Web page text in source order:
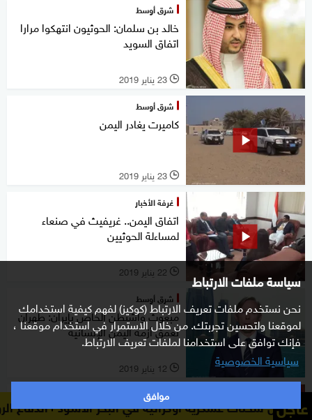
سياسة ملفات الارتباط
نحن نستخدم ملفات تعريف الارتباط (كوكيز) لفهم كيفية استخدامك
لموقعنا ولتحسين تجربتك. من خلال الاستمرار في استخدام موقعنا ،
فإنك توافق على استخدامنا لملفات تعريف الارتباط.
سياسية الخصوصية
موافق
شرق أوسط
خالد بن سلمان: الحوثيون انتهكوا مرارا
اتفاق السويد
l 23 يناير 2019
شرق أوسط
كاميرت يغادر اليمن
l 23 يناير 2019
غرفة الأخبار
اتفاق اليمن.. غريفيث في صنعاء
لمساءلة الحوثيين
l 22 يناير 2019
شرق أوسط
مبعوث واشنطن الخاص بإيران: طهران
تعمق أزمة اليمن الإنسانية
l 12 يناير 2019
شرق أوسط
الأردن: ندعم كل الجهود التي تنهي عاجلأوكرانية في البحر الأسود الدفاع الروسية: